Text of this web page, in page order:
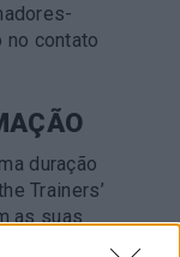
contato
duração
Trainers’
as suas